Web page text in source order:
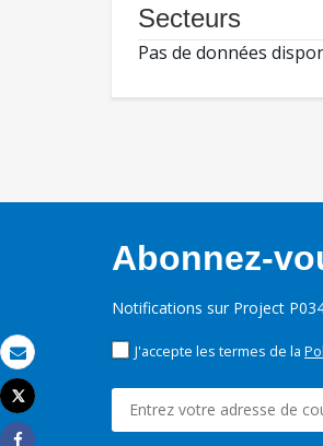
Email
Imprimer
Tweet
Secteurs
Pas de données
Abonnez-
Notifications sur Project
J'accepte les termes de la